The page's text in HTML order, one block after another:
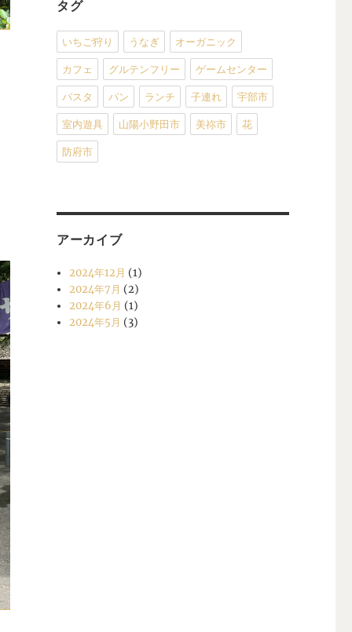
タグ
いちご狩り うなぎ オーガニック
カフェ グルテンフリー ゲームセンター
パスタ パン ランチ 子連れ 宇部市
室内遊具 山陽小野田市 美祢市 花
防府市
アーカイブ
2024年12月 (1)
2024年7月 (2)
2024年6月 (1)
2024年5月 (3)